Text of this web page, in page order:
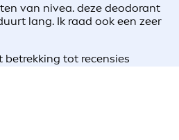
van nivea. deze deodorant
lang. Ik raad ook een zeer
betrekking tot recensies